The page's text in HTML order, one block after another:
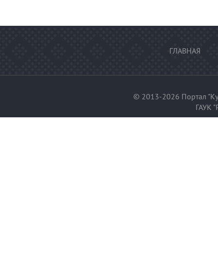
ГЛАВНАЯ
© 2013-2026 Портал
ГАУК